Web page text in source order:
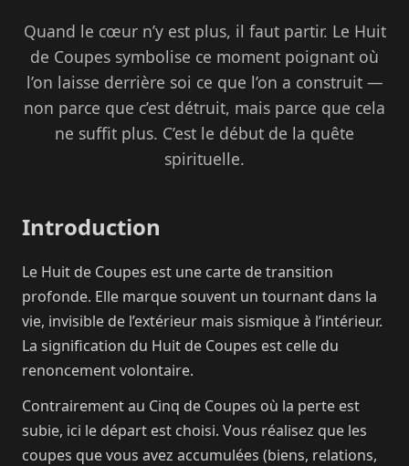
Quand le cœur n’y est plus, il faut partir. Le Huit
de Coupes symbolise ce moment poignant où
l’on laisse derrière soi ce que l’on a construit —
non parce que c’est détruit, mais parce que cela
ne suffit plus. C’est le début de la quête
spirituelle.
Introduction
Le Huit de Coupes est une carte de transition
profonde. Elle marque souvent un tournant dans la
vie, invisible de l’extérieur mais sismique à l’intérieur.
La signification du Huit de Coupes est celle du
renoncement volontaire.
Contrairement au Cinq de Coupes où la perte est
subie, ici le départ est choisi. Vous réalisez que les
coupes que vous avez accumulées (biens, relations,